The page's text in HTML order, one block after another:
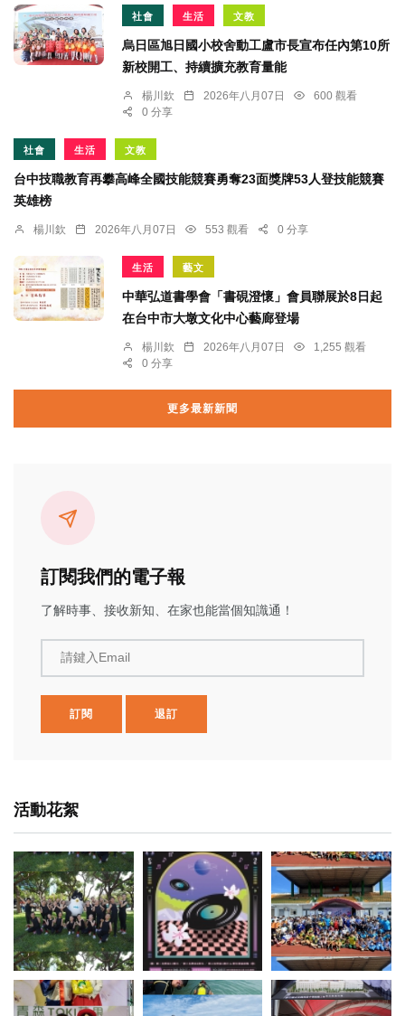
社會 生活 文教
烏日區旭日國小校舍動工盧市長宣布任內第10所
新校開工、持續擴充教育量能
楊川欽 2026年八月07日
600 觀看
0 分享
社會 生活 文教
台中技職教育再攀高峰全國技能競賽勇奪23面獎牌53人登技能競賽
英雄榜
楊川欽 2026年八月07日 553 觀看 0 分享
生活 藝文
中華弘道書學會「書硯澄懷」會員聯展於8日起
在台中市大墩文化中心藝廊登場
楊川欽 2026年八月07日
1,255 觀看
0 分享
更多最新新聞
訂閱我們的電子報
了解時事、接收新知、在家也能當個知識通！
請鍵入Email
訂閱 退訂
活動花絮